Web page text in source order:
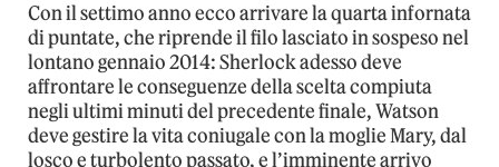
Con il settimo anno ecco arrivare la quarta infornata
di puntate, che riprende il filo lasciato in sospeso nel
lontano gennaio 2014: Sherlock adesso deve
affrontare le conseguenze della scelta compiuta
negli ultimi minuti del precedente finale, Watson
deve gestire la vita coniugale con la moglie Mary, dal
losco e turbolento passato, e l’imminente arrivo